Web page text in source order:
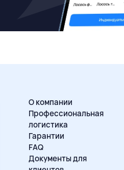
О компании
Профессиональная
логистика
Гарантии
FAQ
Документы для